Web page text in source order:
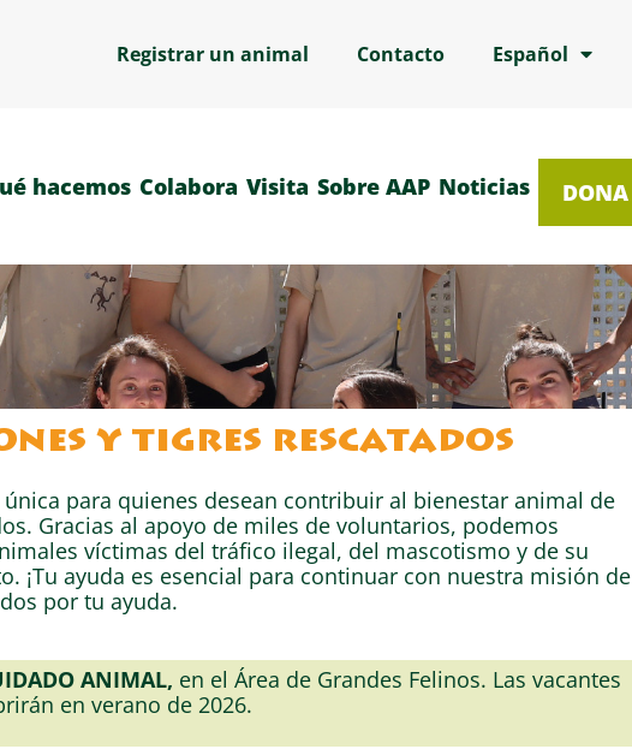
Registrar un animal Contacto Español
hacemos Colabora Visita Sobre AAP Noticias DONA
y tigres rescatados
para quienes desean contribuir al bienestar animal de
Gracias al apoyo de miles de voluntarios, podemos
víctimas del tráfico ilegal, del mascotismo y de su
¡Tu ayuda es esencial para continuar con nuestra misión de
por tu ayuda.
ANIMAL, en el Área de Grandes Felinos. Las vacantes
en verano de 2026.